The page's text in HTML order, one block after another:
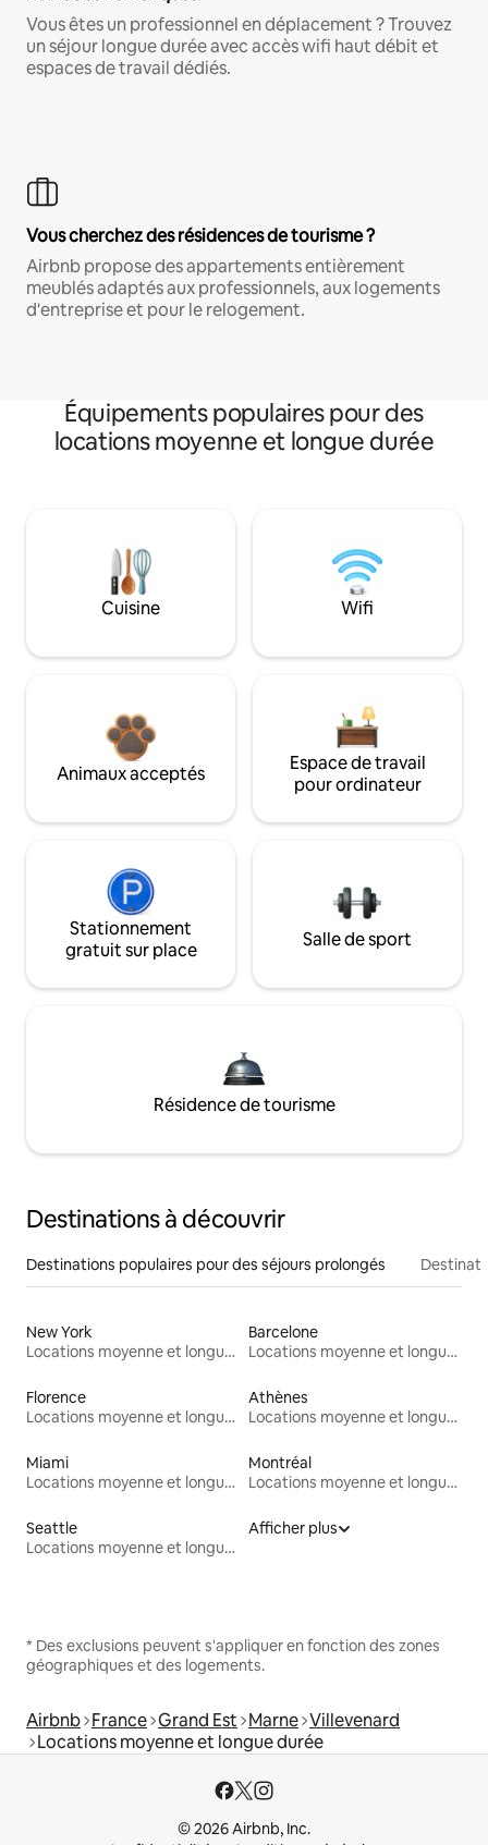
Vous êtes un professionnel en déplacement ? Trouvez
un séjour longue durée avec accès wifi haut débit et
espaces de travail dédiés.
Vous cherchez des résidences de tourisme ?
Airbnb propose des appartements entièrement
meublés adaptés aux professionnels, aux logements
d'entreprise et pour le relogement.
Équipements populaires pour des
locations moyenne et longue durée
Cuisine Wifi
Animaux acceptés
Espace de travail
pour ordinateur
Stationnement
gratuit sur place
Salle de sport
Résidence de tourisme
Destinations à découvrir
Destinations populaires pour des séjours prolongés
New York
Locations moyenne et longue durée
Barcelone
Locations moyenne et longue durée
Florence
Locations moyenne et longue durée
Athènes
Locations moyenne et longue durée
Miami
Locations moyenne et longue durée
Montréal
Locations moyenne et longue durée
Seattle
Locations moyenne et longue durée
Afficher plus
* Des exclusions peuvent s'appliquer en fonction des zones
géographiques et des logements.
Airbnb France Grand Est Marne Villevenard
Locations moyenne et longue durée
© 2026 Airbnb, Inc.